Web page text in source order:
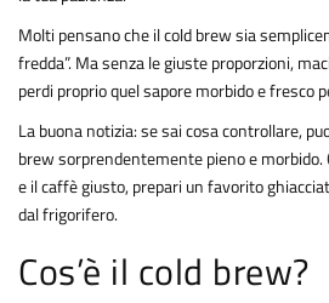
Molti pensano che il cold brew sia
fredda”. Ma senza le giuste proporzioni,
perdi proprio quel sapore morbido e fresco
La buona notizia: se sai cosa controllare,
brew sorprendentemente pieno e morbido.
e il caffè giusto, prepari un favorito
dal frigorifero.
Cos’è il cold brew?